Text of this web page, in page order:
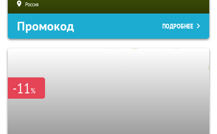
Россия
Промокод ПОДРОБНЕЕ
-11%